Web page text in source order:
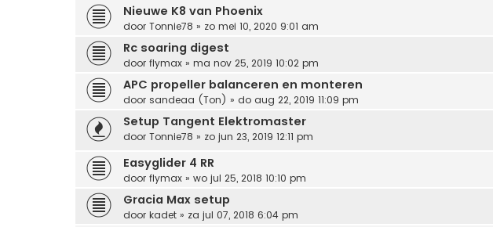
Nieuwe K8 van Phoenix
door Tonnie78 » zo mei 10, 2020 9:01 am
Rc soaring digest
door flymax » ma nov 25, 2019 10:02 pm
APC propeller balanceren en monteren
door sandeaa (Ton) » do aug 22, 2019 11:09 pm
Setup Tangent Elektromaster
door Tonnie78 » zo jun 23, 2019 12:11 pm
Easyglider 4 RR
door flymax » wo jul 25, 2018 10:10 pm
Gracia Max setup
door kadet » za jul 07, 2018 6:04 pm